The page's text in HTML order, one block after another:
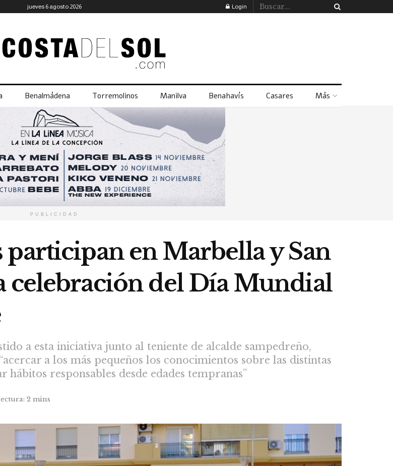
jueves 6 agosto 2026 Login
Benalmádena Torremolinos Manilva Benahavís Casares Más
PUBLICIDAD
participan en Marbella y San
celebración del Día Mundial
a esta iniciativa junto al teniente de alcalde sampedreño,
a los más pequeños los conocimientos sobre las distintas
responsables desde edades tempranas”
2 mins